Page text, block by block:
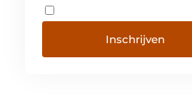
Inschrijven